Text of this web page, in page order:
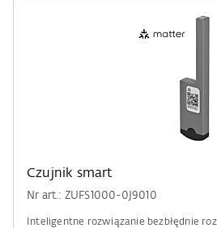
Czujnik smart
Nr art.: ZUFS1000-0J9010
Inteligentne rozwiązanie bezbłędnie